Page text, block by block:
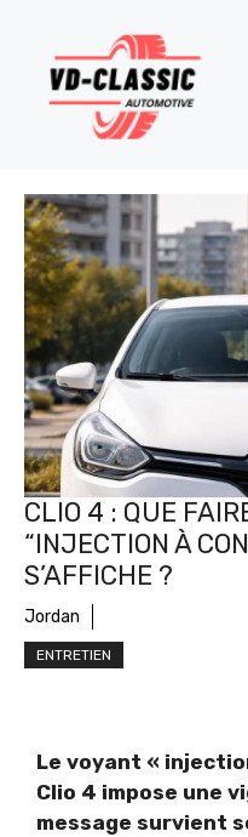
contenu
CLIO 4 : QUE
“INJECTION À
S’AFFICHE ?
Jordan
ENTRETIEN
Le voyant «
Clio 4 impose une
message survient